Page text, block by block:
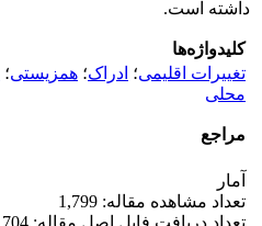
داشته است.
کلیدواژه‌ها
تغییرات اقلیمی؛ ادراک؛ همزیستی؛
محلی
مراجع
آمار
تعداد مشاهده مقاله: 1,799
تعداد دریافت فایل اصل مقاله: 704